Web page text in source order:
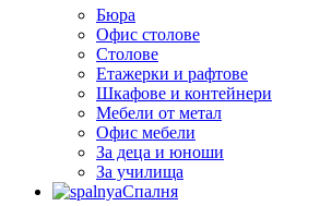
Бюра
Офис столове
Столове
Етажерки и рафтове
Шкафове и контейнери
Мебели от метал
Офис мебели
За деца и юноши
За училища
Спалня